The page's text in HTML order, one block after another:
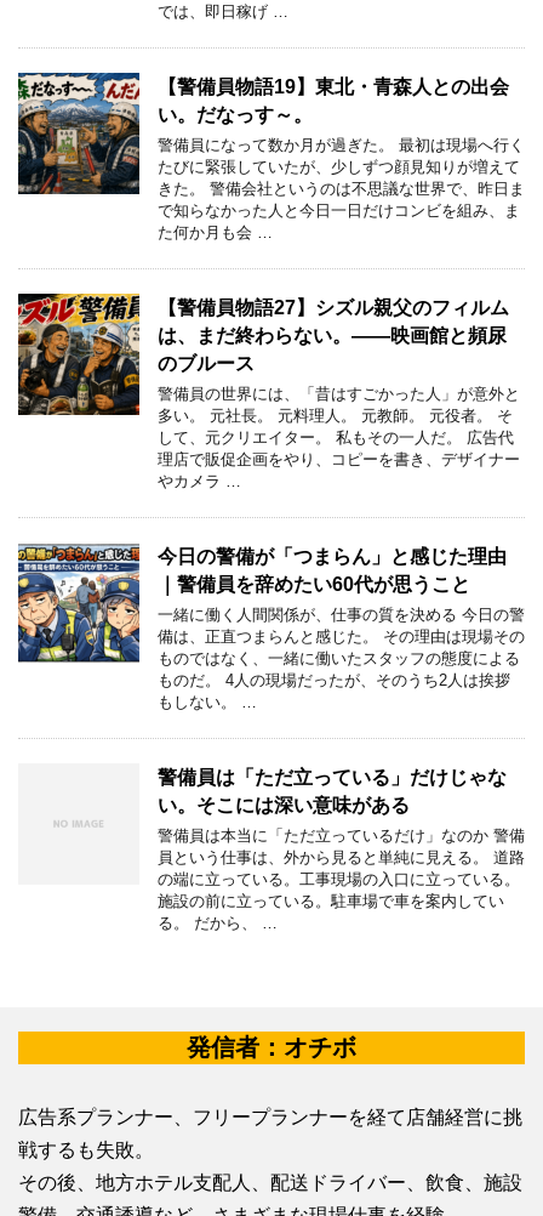
では、即日稼げ …
【警備員物語19】東北・青森人との出会
い。だなっす～。
警備員になって数か月が過ぎた。 最初は現場へ行く
たびに緊張していたが、少しずつ顔見知りが増えて
きた。 警備会社というのは不思議な世界で、昨日ま
で知らなかった人と今日一日だけコンビを組み、ま
た何か月も会 …
【警備員物語27】シズル親父のフィルム
は、まだ終わらない。――映画館と頻尿
のブルース
警備員の世界には、「昔はすごかった人」が意外と
多い。 元社長。 元料理人。 元教師。 元役者。 そ
して、元クリエイター。 私もその一人だ。 広告代
理店で販促企画をやり、コピーを書き、デザイナー
やカメラ …
今日の警備が「つまらん」と感じた理由
｜警備員を辞めたい60代が思うこと
一緒に働く人間関係が、仕事の質を決める 今日の警
備は、正直つまらんと感じた。 その理由は現場その
ものではなく、一緒に働いたスタッフの態度による
ものだ。 4人の現場だったが、そのうち2人は挨拶
もしない。 …
警備員は「ただ立っている」だけじゃな
い。そこには深い意味がある
警備員は本当に「ただ立っているだけ」なのか 警備
員という仕事は、外から見ると単純に見える。 道路
の端に立っている。工事現場の入口に立っている。
施設の前に立っている。駐車場で車を案内してい
る。 だから、 …
発信者：オチボ
広告系プランナー、フリープランナーを経て店舗経営に挑
戦するも失敗。
その後、地方ホテル支配人、配送ドライバー、飲食、施設